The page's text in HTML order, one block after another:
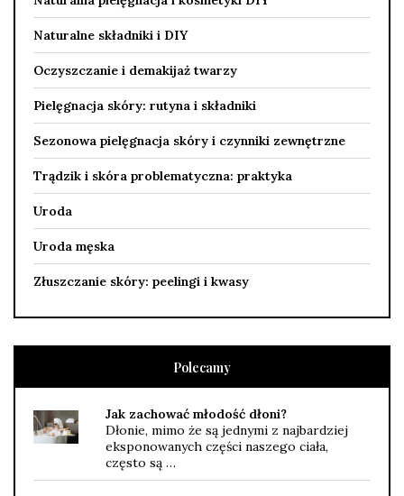
Naturalne składniki i DIY
Oczyszczanie i demakijaż twarzy
Pielęgnacja skóry: rutyna i składniki
Sezonowa pielęgnacja skóry i czynniki zewnętrzne
Trądzik i skóra problematyczna: praktyka
Uroda
Uroda męska
Złuszczanie skóry: peelingi i kwasy
Polecamy
Jak zachować młodość dłoni?
Dłonie, mimo że są jednymi z najbardziej
eksponowanych części naszego ciała,
często są …